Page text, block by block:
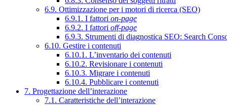
6.9. Ottimizzazione per i motori di ricerca (SEO)
6.9.1. I fattori on-page
6.9.2. I fattori off-page
6.9.3. Strumenti di diagnostica SEO: Search
6.10. Gestire i contenuti
6.10.1. L’inventario dei contenuti
6.10.2. Revisionare i contenuti
6.10.3. Migrare i contenuti
6.10.4. Pubblicare i contenuti
7. Progettazione dell’interazione
7.1. Caratteristiche dell’interazione